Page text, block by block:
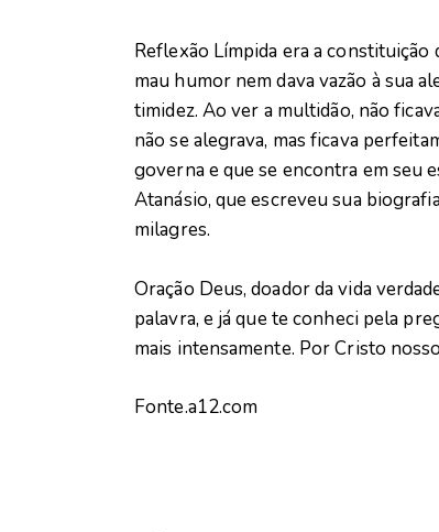
Reflexão Límpida era a
mau humor nem dava vazão à sua
timidez. Ao ver a multidão, não
não se alegrava, mas ficava
governa e que se encontra em seu
Atanásio, que escreveu sua
milagres.
Oração Deus, doador da vida
palavra, e já que te conheci pela
mais intensamente. Por Cristo
Fonte.a12.com